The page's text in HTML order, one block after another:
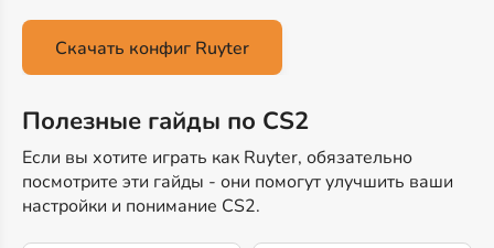
Скачать конфиг Ruyter
Полезные гайды по CS2
Если вы хотите играть как Ruyter, обязательно
посмотрите эти гайды - они помогут улучшить ваши
настройки и понимание CS2.